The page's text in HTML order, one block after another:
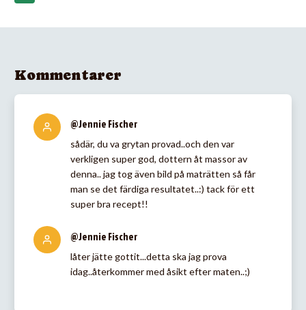
Kommentarer
@Jennie Fischer
sådär, du va grytan provad..och den var
verkligen super god, dottern åt massor av
denna.. jag tog även bild på maträtten så får
man se det färdiga resultatet..:) tack för ett
super bra recept!!
@Jennie Fischer
låter jätte gottit...detta ska jag prova
idag..återkommer med åsikt efter maten..;)